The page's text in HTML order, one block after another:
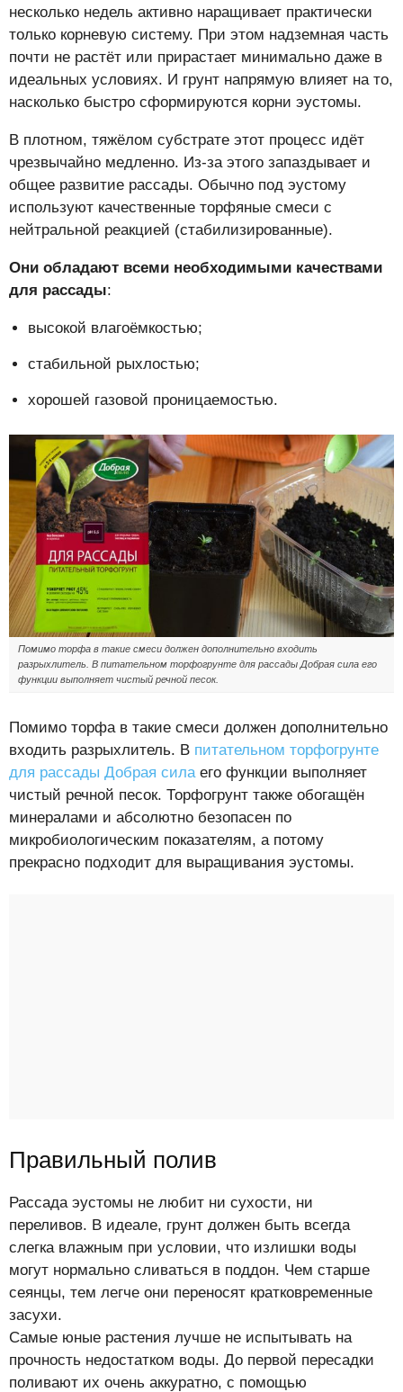
несколько недель активно наращивает практически
только корневую систему. При этом надземная часть
почти не растёт или прирастает минимально даже в
идеальных условиях. И грунт напрямую влияет на то,
насколько быстро сформируются корни эустомы.
В плотном, тяжёлом субстрате этот процесс идёт
чрезвычайно медленно. Из-за этого запаздывает и
общее развитие рассады. Обычно под эустому
используют качественные торфяные смеси с
нейтральной реакцией (стабилизированные).
Они обладают всеми необходимыми качествами
для рассады:
высокой влагоёмкостью;
стабильной рыхлостью;
хорошей газовой проницаемостью.
Помимо торфа в такие смеси должен дополнительно входить
разрыхлитель. В питательном торфогрунте для рассады Добрая сила его
функции выполняет чистый речной песок.
Помимо торфа в такие смеси должен дополнительно
входить разрыхлитель. В питательном торфогрунте
для рассады Добрая сила его функции выполняет
чистый речной песок. Торфогрунт также обогащён
минералами и абсолютно безопасен по
микробиологическим показателям, а потому
прекрасно подходит для выращивания эустомы.
Правильный полив
Рассада эустомы не любит ни сухости, ни
переливов. В идеале, грунт должен быть всегда
слегка влажным при условии, что излишки воды
могут нормально сливаться в поддон. Чем старше
сеянцы, тем легче они переносят кратковременные
засухи.
Самые юные растения лучше не испытывать на
прочность недостатком воды. До первой пересадки
поливают их очень аккуратно, с помощью